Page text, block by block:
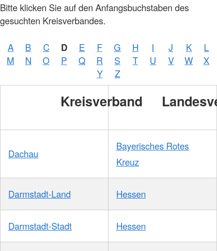
Bitte klicken Sie auf den Anfangsbuchstaben des
gesuchten Kreisverbandes.
A B C D E F G H I J K
L
M
N O P Q R S T U V W
X
Y
Z
Kreisverband
Dachau
Bayerisches Rotes
Kreuz
Darmstadt-Land Hessen
Darmstadt-Stadt Hessen
Foto:
DRKS